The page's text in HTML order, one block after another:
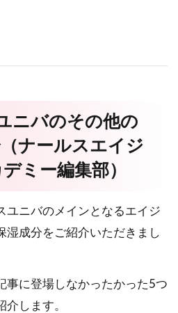
ニバのその他の
ナールスエイジ
ミー編集部）
ユニバのメインとなるエイジ
湿成分をご紹介いただきまし
事に登場しなかったかった5つ
します。